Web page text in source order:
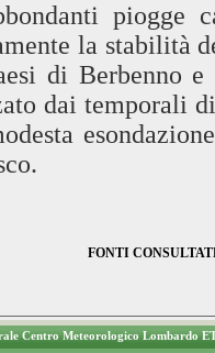
piogge
la stabilità
di Berbenno
dai temporali
FONTI
Centro Meteorologico Lombardo